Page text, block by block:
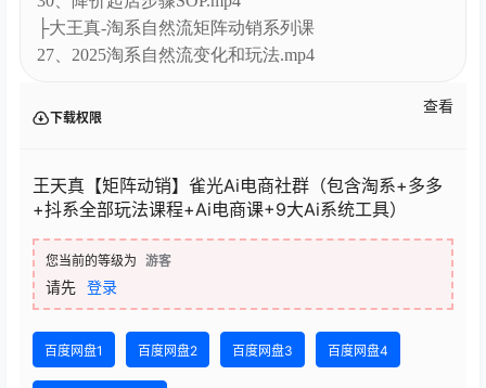
├大王真-淘系自然流矩阵动销系列课
27、2025淘系自然流变化和玩法.mp4
下载权限
查看
王天真【矩阵动销】雀光Ai电商社群（包含淘系+多多
+抖系全部玩法课程+Ai电商课+9大Ai系统工具）
您当前的等级为 游客
请先 登录
百度网盘1 百度网盘2 百度网盘3 百度网盘4